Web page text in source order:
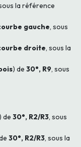
la référence
gauche, sous
droite, sous la
) de 30°, R9, sous
) de 30°, R2/R3, sous
30°, R2/R3, sous la